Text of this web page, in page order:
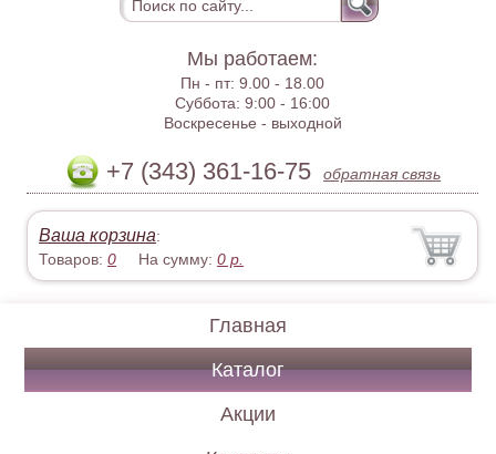
Мы работаем:
Пн - пт:9.00 - 18.00
Суббота:9:00 - 16:00
Воскресенье - выходной
+7 (343) 361-16-75 обратная связь
Ваша корзина:
Товаров:0 На сумму:0 р.
Главная
Каталог
Акции